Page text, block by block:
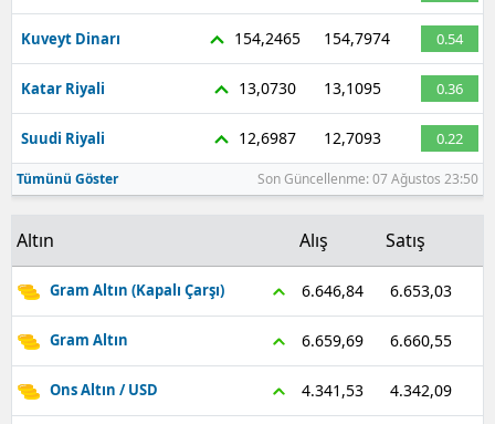
Kahramanmaraş
Mardin
Muğla
Muş
Nevşehir
Rize
Sakarya
Kuveyt Dinarı 154,2465 154,7974 0.54
Katar Riyali 13,0730 13,1095 0.36
Suudi Riyali 12,6987 12,7093 0.22
Tümünü Göster Son Güncellenme: 07 Ağustos 23:50
Altın Alış Satış
Gram Altın (Kapalı Çarşı) 6.646,84 6.653,03
Gram Altın 6.659,69 6.660,55
Ons Altın / USD 4.341,53 4.342,09